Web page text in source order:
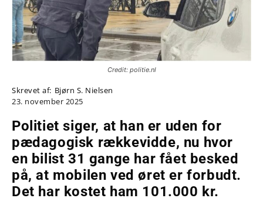
Credit: politie.nl
Skrevet af: Bjørn S. Nielsen
23. november 2025
Politiet siger, at han er uden for
pædagogisk rækkevidde, nu hvor
en bilist 31 gange har fået besked
på, at mobilen ved øret er forbudt.
Det har kostet ham 101.000 kr.